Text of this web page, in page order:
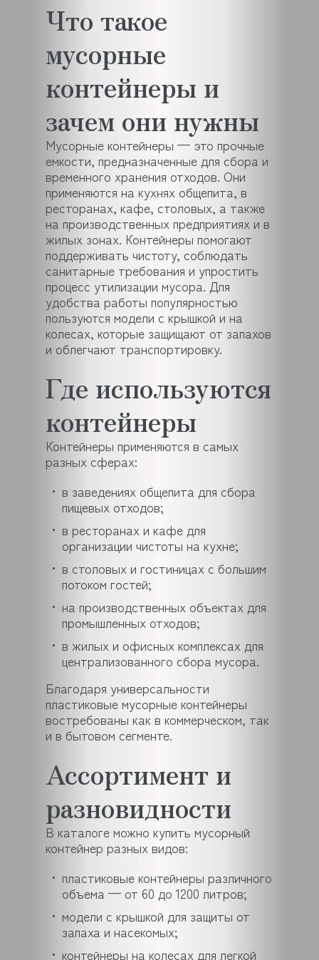
Что такое
мусорные
контейнеры и
зачем они нужны
Мусорные контейнеры — это прочные
емкости, предназначенные для сбора и
временного хранения отходов. Они
применяются на кухнях общепита, в
ресторанах, кафе, столовых, а также
на производственных предприятиях и в
жилых зонах. Контейнеры помогают
поддерживать чистоту, соблюдать
санитарные требования и упростить
процесс утилизации мусора. Для
удобства работы популярностью
пользуются модели с крышкой и на
колесах, которые защищают от запахов
и облегчают транспортировку.
Где используются
контейнеры
Контейнеры применяются в самых
разных сферах:
в заведениях общепита для сбора
пищевых отходов;
в ресторанах и кафе для
организации чистоты на кухне;
в столовых и гостиницах с большим
потоком гостей;
на производственных объектах для
промышленных отходов;
в жилых и офисных комплексах для
централизованного сбора мусора.
Благодаря универсальности
пластиковые мусорные контейнеры
востребованы как в коммерческом, так
и в бытовом сегменте.
Ассортимент и
разновидности
В каталоге можно купить мусорный
контейнер разных видов:
пластиковые контейнеры различного
объема — от 60 до 1200 литров;
модели с крышкой для защиты от
запаха и насекомых;
контейнеры на колесах для легкой